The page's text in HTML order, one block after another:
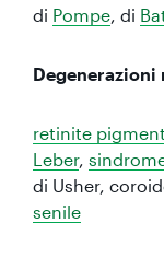
di Pompe , di
Degenerazioni
retinite
Leber,
di Usher,
senile